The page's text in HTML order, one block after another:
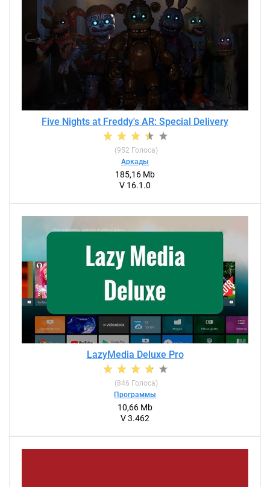
Five Nights at Freddy's AR: Special Delivery
(952 Голоса)
Аркады
185,16 Mb
V 16.1.0
LazyMedia Deluxe Pro
(846 Голоса)
Программы
10,66 Mb
V 3.462